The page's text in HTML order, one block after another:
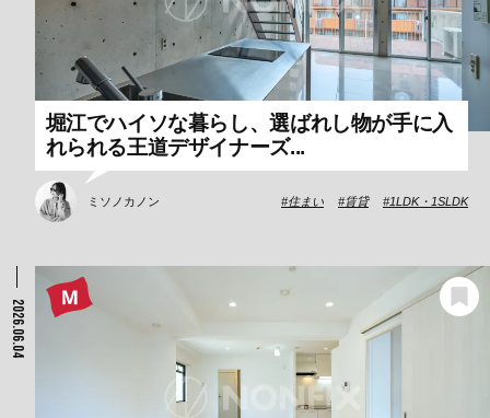
堀江でハイソな暮らし、選ばれし物が手に入
れられる王道デザイナーズ...
ミソノカノン 住まい 賃貸 1LDK・1SLDK
2026.06.04